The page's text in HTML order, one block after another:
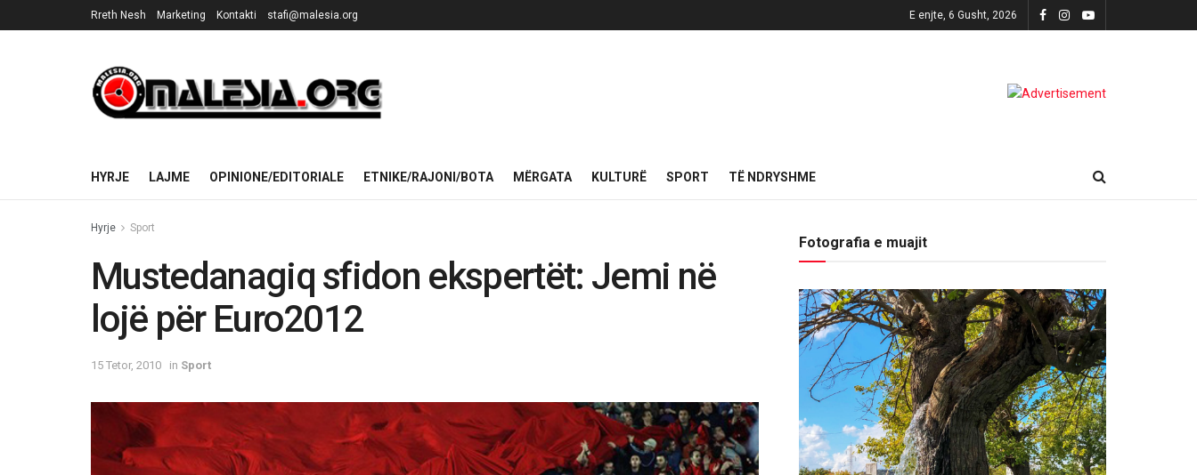
Rreth Nesh Marketing Kontakti stafi@malesia.org E enjte, 6 Gusht, 2026
HYRJE LAJME OPINIONE/EDITORIALE ETNIKE/RAJONI/BOTA MËRGATA KULTURË SPORT TË NDRYSHME
Hyrje Sport
Mustedanagiq sfidon ekspertët: Jemi në
lojë për Euro2012
15 Tetor, 2010 in Sport
Fotografia e muajit